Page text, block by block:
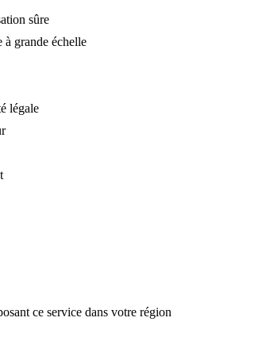
sûre
à grande échelle
légale
ce service dans votre région